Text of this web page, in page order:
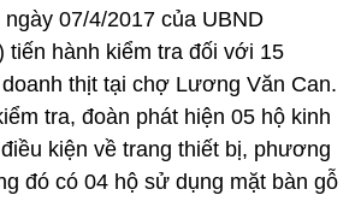
07/4/2017 của UBND
tiến hành kiểm tra đối với 15
thịt tại chợ Lương Văn Can.
tra, đoàn phát hiện 05 hộ kinh
kiện về trang thiết bị, phương
đó có 04 hộ sử dụng mặt bàn gỗ